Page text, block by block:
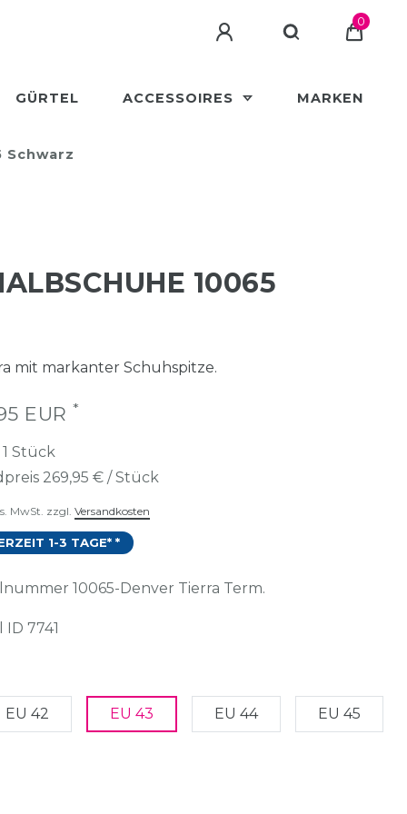
0
GÜRTEL ACCESSOIRES MARKEN
Schwarz
10065
mit markanter Schuhspitze.
EUR*
1 Stück
269,95 € / Stück
MwSt. zzgl. Versandkosten
1-3 TAGE* *
10065-Denver Tierra Term.
ID 7741
EU 42 EU 43 EU 44 EU 45